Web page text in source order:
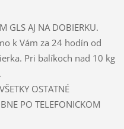
GLS AJ NA DOBIERKU.
k Vám za 24 hodín od
Pri balíkoch nad 10 kg
OSTATNÉ
PO TELEFONICKOM